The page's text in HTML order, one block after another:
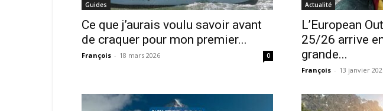
Guides
Ce que j’aurais voulu savoir avant
de craquer pour mon premier...
François - 18 mars 2026 0
Actualité
L’European
25/26 arrive
grande...
François - 13 janvier